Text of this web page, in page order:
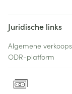
Juridische links
Algemene
ODR-platform